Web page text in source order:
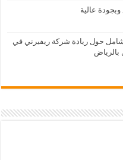
عالية
حول ريادة شركة ريفيرني في
بالرياض